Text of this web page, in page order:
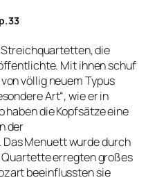
Streichquartetten, die
Mit ihnen schuf
völlig neuem Typus
Art“, wie er in
die Kopfsätze eine
der
Menuett wurde durch
erregten großes
beeinflussten sie